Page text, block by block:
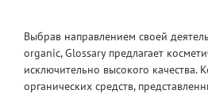
Выбрав направлением своей
organic, Glossary предлагает
исключительно высокого качества.
органических средств,